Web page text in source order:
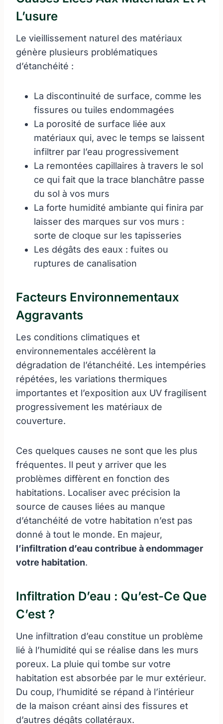
L’usure
Le vieillissement naturel des matériaux
génère plusieurs problématiques
d’étanchéité :
La discontinuité de surface, comme les
fissures ou tuiles endommagées
La porosité de surface liée aux
matériaux qui, avec le temps se laissent
infiltrer par l’eau progressivement
La remontées capillaires à travers le sol
ce qui fait que la trace blanchâtre passe
du sol à vos murs
La forte humidité ambiante qui finira par
laisser des marques sur vos murs :
sorte de cloque sur les tapisseries
Les dégâts des eaux : fuites ou
ruptures de canalisation
Facteurs Environnementaux
Aggravants
Les conditions climatiques et
environnementales accélèrent la
dégradation de l’étanchéité. Les intempéries
répétées, les variations thermiques
importantes et l’exposition aux UV fragilisent
progressivement les matériaux de
couverture.
Ces quelques causes ne sont que les plus
fréquentes. Il peut y arriver que les
problèmes diffèrent en fonction des
habitations. Localiser avec précision la
source de causes liées au manque
d’étanchéité de votre habitation n’est pas
donné à tout le monde. En majeur,
l’infiltration d’eau contribue à endommager
votre habitation.
Infiltration D’eau : Qu’est-Ce Que
C’est ?
Une infiltration d’eau constitue un problème
lié à l’humidité qui se réalise dans les murs
poreux. La pluie qui tombe sur votre
habitation est absorbée par le mur extérieur.
Du coup, l’humidité se répand à l’intérieur
de la maison créant ainsi des fissures et
d’autres dégâts collatéraux.